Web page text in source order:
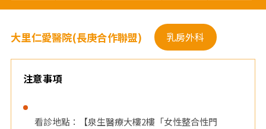
統
-
仁
愛
大里仁愛醫院(長庚合作聯盟) 乳房外科
注意事項
看診地點：【泉生醫療大樓2樓「女性整合性門